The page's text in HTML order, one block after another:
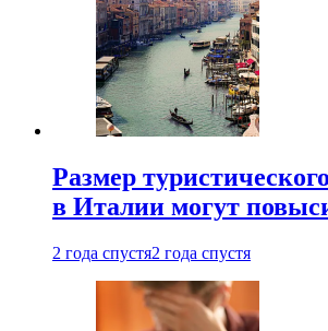
Размер
в Италии могут
2 года спустя2 года спустя